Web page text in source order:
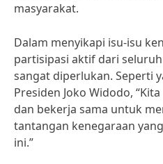
masyarakat.
Dalam menyikapi isu-isu
partisipasi aktif dari
sangat diperlukan. Seperti
Presiden Joko Widodo,
dan bekerja sama untuk
tantangan kenegaraan
ini.”